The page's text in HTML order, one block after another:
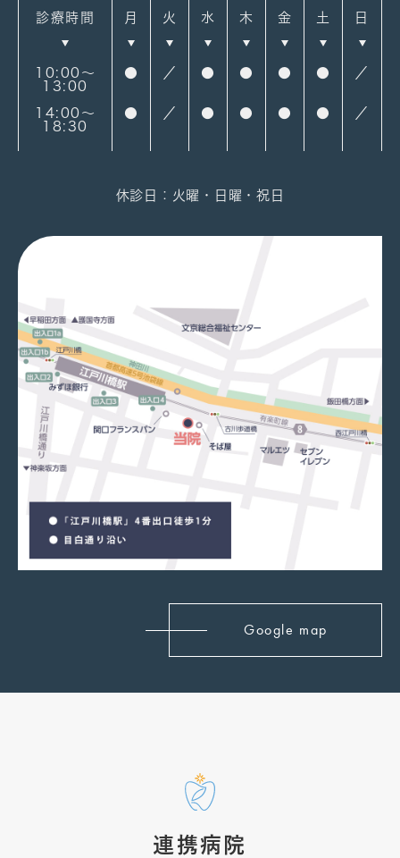
診療時間 月 火 水 木 金 土 日
10:00～
13:00
● ／ ● ● ● ● ／
14:00～
18:30
● ／ ● ● ● ● ／
休診日：火曜・日曜・祝日
Google map
連携病院